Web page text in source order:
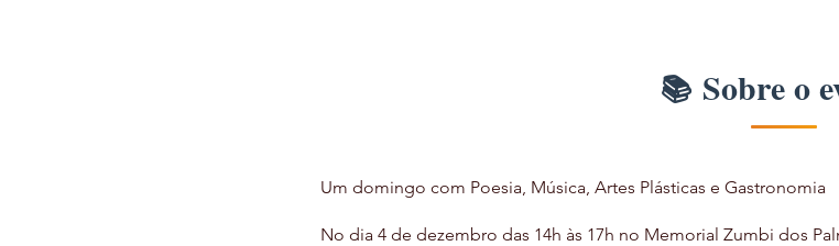
Sobre o
Um domingo com Poesia, Música, Artes Plásticas e Gastronomia
No dia 4 de dezembro das 14h às 17h no Memorial Zumbi dos